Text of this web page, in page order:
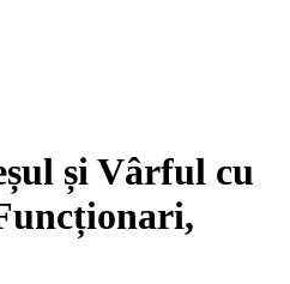
și Vârful cu